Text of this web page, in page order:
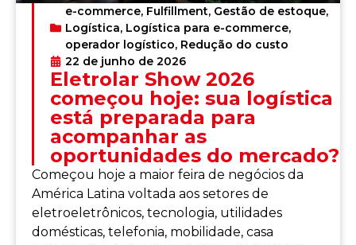
e-commerce, Fulfillment, Gestão de estoque,
Logística, Logística para e-commerce,
operador logístico, Redução do custo
22 de junho de 2026
Eletrolar Show 2026
começou hoje: sua logística
está preparada para
acompanhar as
oportunidades do mercado?
Começou hoje a maior feira de negócios da
América Latina voltada aos setores de
eletroeletrônicos, tecnologia, utilidades
domésticas, telefonia, mobilidade, casa